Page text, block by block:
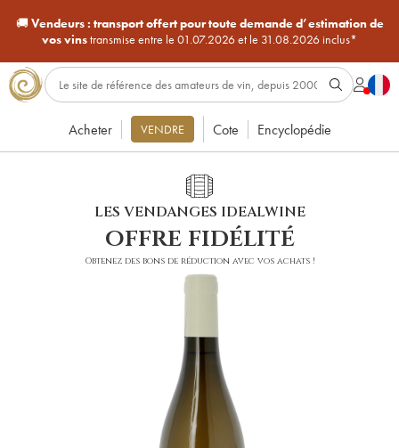
🚚Vendeurs : transport offert pour toute demande d’estimation de
vos vinstransmise entre le 01.07.2026 et le 31.08.2026 inclus*
Acheter VENDRE Cote Encyclopédie
LES VENDANGES IDEALWINE
offre fidélité
Obtenez des bons de réduction avec vos achats !